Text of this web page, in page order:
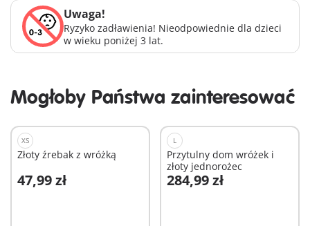
Uwaga!
Ryzyko zadławienia! Nieodpowiednie dla dzieci
w wieku poniżej 3 lat.
Mogłoby Państwa zainteresować
XS
Złoty źrebak z wróżką
47,99 zł
Dodaj do koszyka
L
Przytulny dom wróżek i
złoty jednorożec
284,99 zł
Dodaj do koszyka